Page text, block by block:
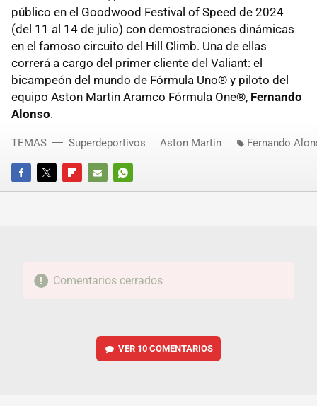
público en el Goodwood Festival of Speed de 2024
(del 11 al 14 de julio) con demostraciones dinámicas
en el famoso circuito del Hill Climb. Una de ellas
correrá a cargo del primer cliente del Valiant: el
bicampeón del mundo de Fórmula Uno® y piloto del
equipo Aston Martin Aramco Fórmula One®, Fernando
Alonso.
FACEBOOKTWITTERFLIPBOARD
E-
WHATSAPP
TEMAS Superdeportivos Aston Martin Fernando
Comentarios cerrados
VER 10 COMENTARIOS